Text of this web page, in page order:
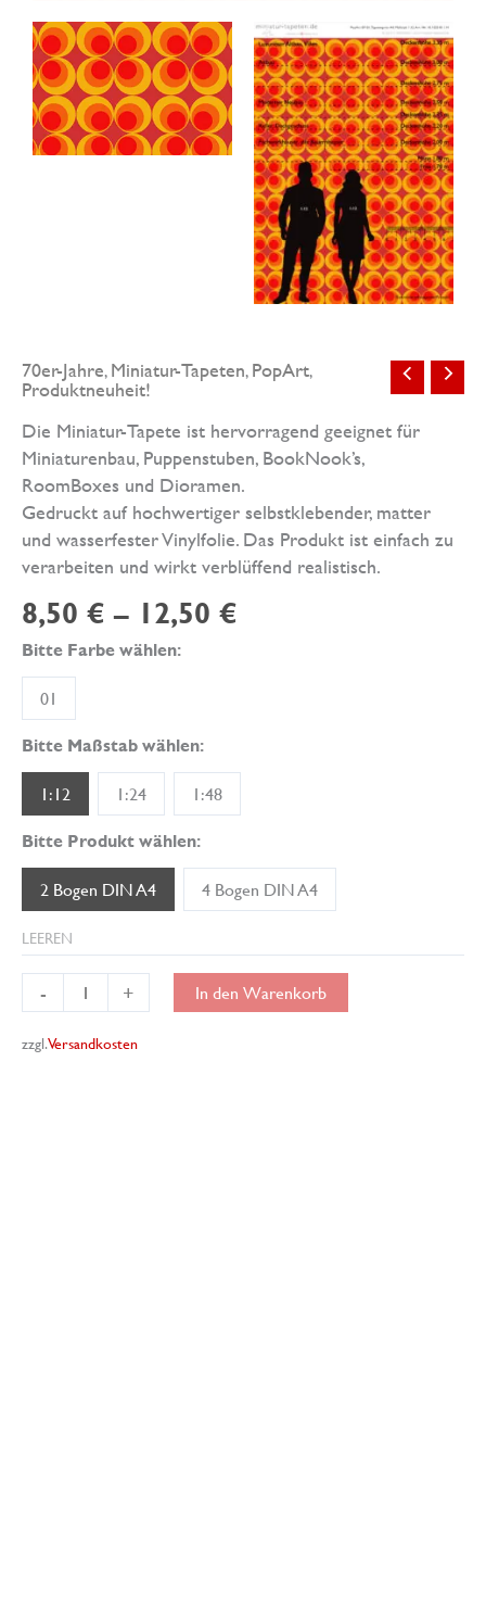
70er-Jahre, Miniatur-Tapeten, PopArt,
Produktneuheit!
Die Miniatur-Tapete ist hervorragend geeignet für
Miniaturenbau, Puppenstuben, BookNook’s,
RoomBoxes und Dioramen.
Gedruckt auf hochwertiger selbstklebender, matter
und wasserfester Vinylfolie. Das Produkt ist einfach zu
verarbeiten und wirkt verblüffend realistisch.
8,50 € – 12,50 €
Bitte Farbe wählen:
01
Bitte Maßstab wählen:
1:12 1:24 1:48
Bitte Produkt wählen:
2 Bogen DIN A4 4 Bogen DIN A4
LEEREN
-
Tapete
PopArt
+ In den Warenkorb
zzgl.Versandkosten